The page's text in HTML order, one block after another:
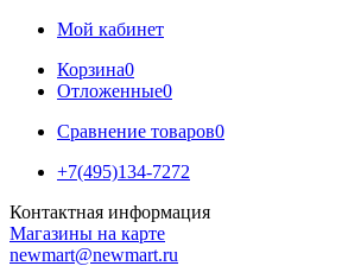
Мой кабинет
Корзина0
Отложенные0
Сравнение товаров0
+7(495)134-7272
Контактная информация
Магазины на карте
newmart@newmart.ru